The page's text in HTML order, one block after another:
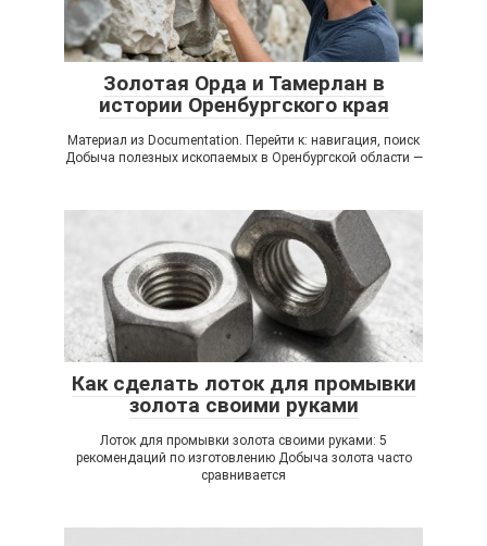
Золотая Орда и Тамерлан в
истории Оренбургского края
Материал из Documentation. Перейти к: навигация, поиск
Добыча полезных ископаемых в Оренбургской области —
Как сделать лоток для промывки
золота своими руками
Лоток для промывки золота своими руками: 5
рекомендаций по изготовлению Добыча золота часто
сравнивается